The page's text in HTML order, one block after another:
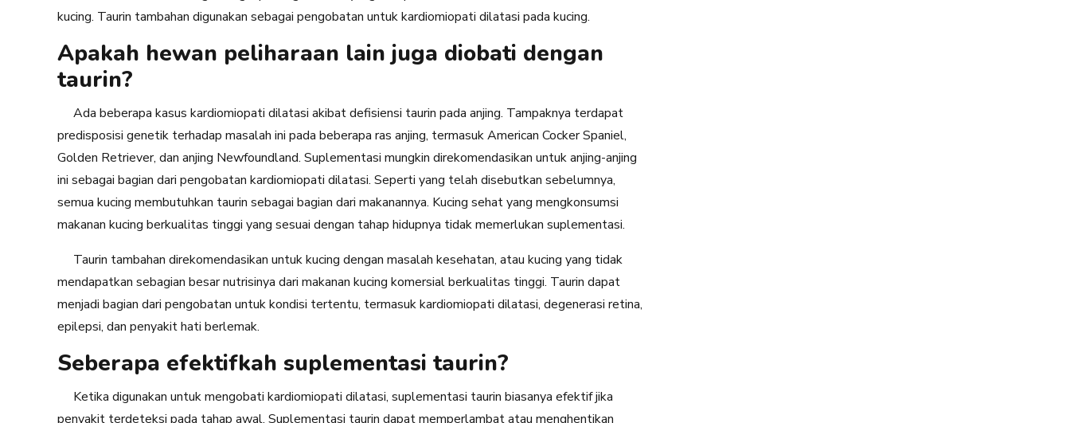
kucing. Taurin tambahan digunakan sebagai pengobatan untuk kardiomiopati dilatasi pada kucing.
Apakah hewan peliharaan lain juga diobati dengan
taurin?
Ada beberapa kasus kardiomiopati dilatasi akibat defisiensi taurin pada anjing. Tampaknya terdapat
predisposisi genetik terhadap masalah ini pada beberapa ras anjing, termasuk American Cocker Spaniel,
Golden Retriever, dan anjing Newfoundland. Suplementasi mungkin direkomendasikan untuk anjing-anjing
ini sebagai bagian dari pengobatan kardiomiopati dilatasi. Seperti yang telah disebutkan sebelumnya,
semua kucing membutuhkan taurin sebagai bagian dari makanannya. Kucing sehat yang mengkonsumsi
makanan kucing berkualitas tinggi yang sesuai dengan tahap hidupnya tidak memerlukan suplementasi.
Taurin tambahan direkomendasikan untuk kucing dengan masalah kesehatan, atau kucing yang tidak
mendapatkan sebagian besar nutrisinya dari makanan kucing komersial berkualitas tinggi. Taurin dapat
menjadi bagian dari pengobatan untuk kondisi tertentu, termasuk kardiomiopati dilatasi, degenerasi retina,
epilepsi, dan penyakit hati berlemak.
Seberapa efektifkah suplementasi taurin?
Ketika digunakan untuk mengobati kardiomiopati dilatasi, suplementasi taurin biasanya efektif jika
penyakit terdeteksi pada tahap awal. Suplementasi taurin dapat memperlambat atau menghentikan